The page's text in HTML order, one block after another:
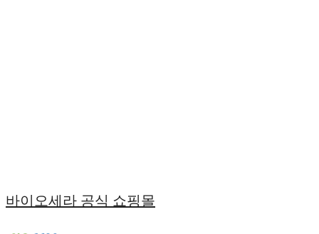
바이오세라 공식 쇼핑몰